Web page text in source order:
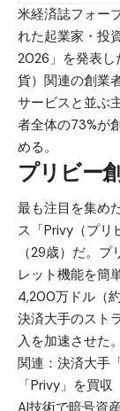
米経済誌フォー
れた起業家・投
2026」を発表し
貨）関連の創業
サービスと並ぶ
者全体の73%が
める。
プリビー
最も注目を集め
ス「Privy（プリ
（29歳）だ。
レット機能を簡
4,200万ドル（
決済大手のスト
入を加速させた。
関連： 決済大手
「Privy」を買収